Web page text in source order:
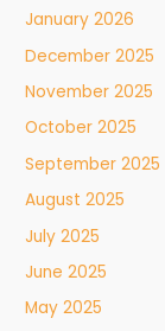
January 2026
December 2025
November 2025
October 2025
September 2025
August 2025
July 2025
June 2025
May 2025